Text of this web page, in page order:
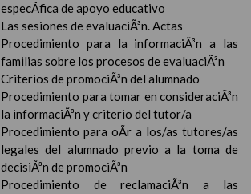
especÃ­fica de apoyo educativo
Las sesiones de evaluaciÃ³n. Actas
Procedimiento para la informaciÃ³n a las
familias sobre los procesos de evaluaciÃ³n
Criterios de promociÃ³n del alumnado
Procedimiento para tomar en consideraciÃ³n
la informaciÃ³n y criterio del tutor/a
Procedimiento para oÃ­r a los/as tutores/as
legales del alumnado previo a la toma de
decisiÃ³n de promociÃ³n
Procedimiento de reclamaciÃ³n a las